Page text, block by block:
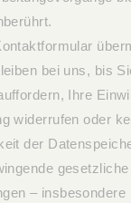
bei uns, bis
Ihre
widerrufen oder
der
gesetzliche
– insbesondere